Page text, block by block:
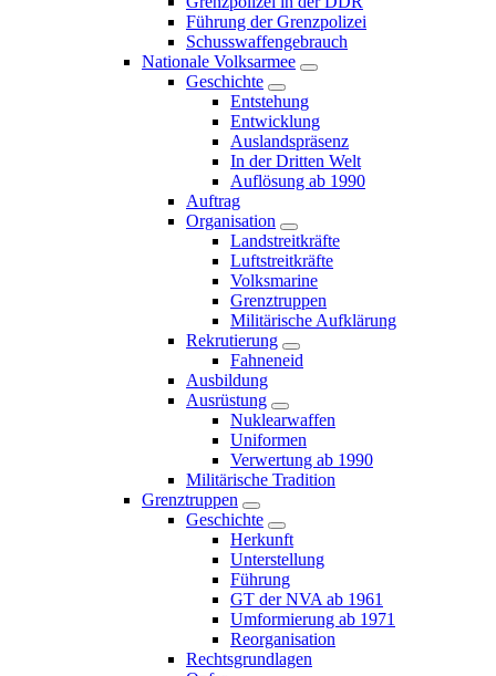
Führung der Grenzpolizei
Schusswaffengebrauch
Nationale Volksarmee
Geschichte
Entstehung
Entwicklung
Auslandspräsenz
In der Dritten Welt
Auflösung ab 1990
Auftrag
Organisation
Landstreitkräfte
Luftstreitkräfte
Volksmarine
Grenztruppen
Militärische Aufklärung
Rekrutierung
Fahneneid
Ausbildung
Ausrüstung
Nuklearwaffen
Uniformen
Verwertung ab 1990
Militärische Tradition
Grenztruppen
Geschichte
Herkunft
Unterstellung
Führung
GT der NVA ab 1961
Umformierung ab 1971
Reorganisation
Rechtsgrundlagen